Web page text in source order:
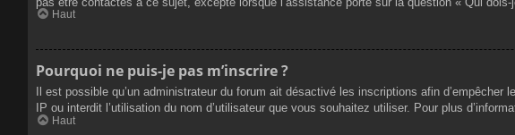
Haut
Pourquoi ne puis-je pas m’inscrire ?
Il est possible qu’un administrateur du forum ait désactivé les inscriptions afin
IP ou interdit l’utilisation du nom d’utilisateur que vous souhaitez utiliser. Pour plus
Haut